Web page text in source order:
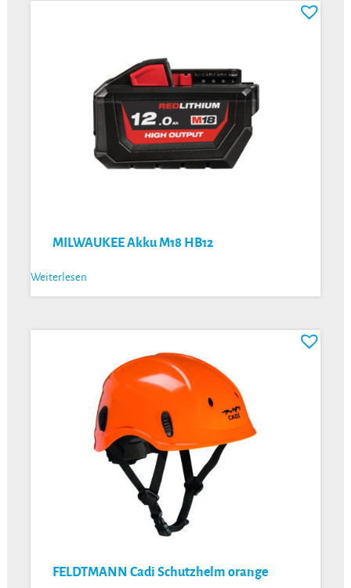
MILWAUKEE Akku M18 HB12
Weiterlesen
FELDTMANN Cadi Schutzhelm orange